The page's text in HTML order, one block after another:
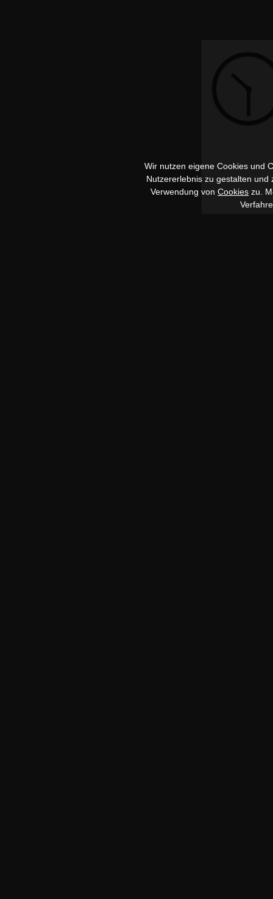
Wir nutzen eigene Cookies und
Nutzererlebnis zu gestalten
Verwendung von Cookies zu.